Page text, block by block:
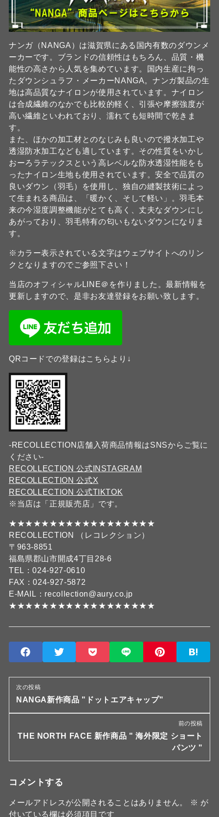
ナンガ（NANGA）は滋賀県にある国内有数のダウンメ
ーカーです。ブランドの信頼性はもちろん、品質・機
能性の高さから人気を集めています。国内生産に拘っ
たダウンシュラフ・メーカーNANGA。ナンガ製品の生
地は高品質なナイロンが使用されています。ナイロン
は合成繊維のなかでも比較的軽く、引張や摩擦強度が
高い繊維といわれており、濡れても短時間で乾きま
す。
また、ほかの加工材とのなじみも良いので撥水加工や
透湿防水加工なども適しています。その性質をいかし
おーろラテックスという高レベルな防水透湿性能をも
ったナイロン生地も使用されています。安全で品質の
良いダウン（羽毛）を使用し、独自の縫製技術によっ
て生まれる商品は、「暖かく、そして軽い」。羽毛本
来の今湿度調整機能がとても高く、丈夫なダウンにし
あがっており、羽毛特有の匂いもないダウンになりま
す。
※カラー表示されている文字はウェブサイトへのリン
クとなりますのでご参照下さい！
当店のオフィシャルLINE＠を作りました。最新情報を
更新しますので、是非お友達登録をお願い致します。
QRコードでの登録はこちらより↓
-RECOLLECTION店舗入荷商品情報はSNSからご覧に
ください-
RECOLLECTION 公式INSTAGRAM
RECOLLECTION 公式X
RECOLLECTION 公式TIKTOK
※当店は「正規販売店」です。
★★★★★★★★★★★★★★★★★★
RECOLLECTION （レコレクション）
〒963-8851
福島県郡山市開成4丁目28-6
TEL：024-927-0610
FAX：024-927-5872
E-MAIL：recollection@aury.co.jp
★★★★★★★★★★★★★★★★★★
次の投稿
NANGA新作商品 "ドットエアキャップ"
前の投稿
THE NORTH FACE 新作商品 " 海外限定 ショート
パンツ "
コメントする
メールアドレスが公開されることはありません。 ※ が
付いている欄は必須項目です